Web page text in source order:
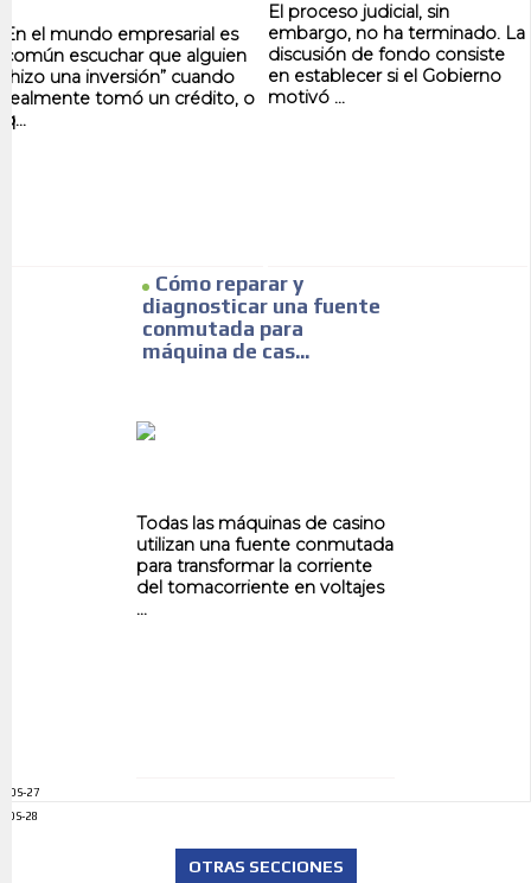
En el mundo empresarial es
común escuchar que alguien
“hizo una inversión” cuando
realmente tomó un crédito, o
q...
El proceso judicial, sin
embargo, no ha terminado. La
discusión de fondo consiste
en establecer si el Gobierno
motivó ...
Cómo reparar y
diagnosticar una fuente
conmutada para
máquina de cas...
Todas las máquinas de casino
utilizan una fuente conmutada
para transformar la corriente
del tomacorriente en voltajes
...
ADS-27
ADS-28
OTRAS SECCIONES